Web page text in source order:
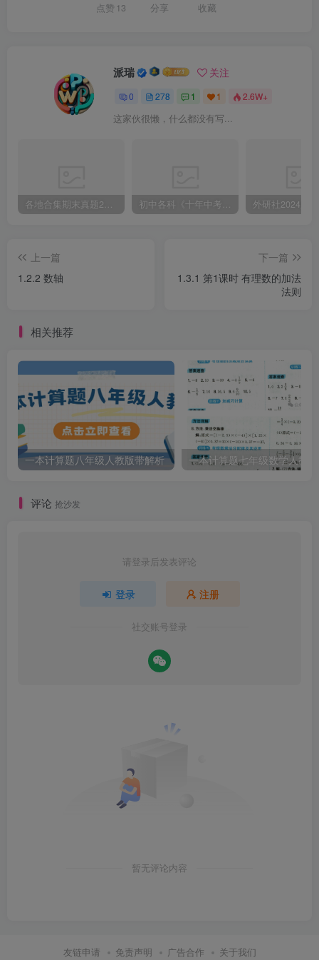
点赞 13 分享 收藏
派瑞 关注
0 278 1 1 2.6W+
这家伙很懒，什么都没有写...
各地合集期末真题2023-2024学年第一学期九年级英语期末试卷（含听力和答案） 初中各科《十年中考真题》2013-2024历年中考真题
上一篇
1.2.2 数轴
下一篇
1.3.1 第1课时 有理数的加法
法则
相关推荐
一本计算题八年级人教版带解析 一本计算题七年级数学人教版
评论 抢沙发
请登录后发表评论
登录 注册
社交账号登录
暂无评论内容
友链申请 免责声明 广告合作 关于我们